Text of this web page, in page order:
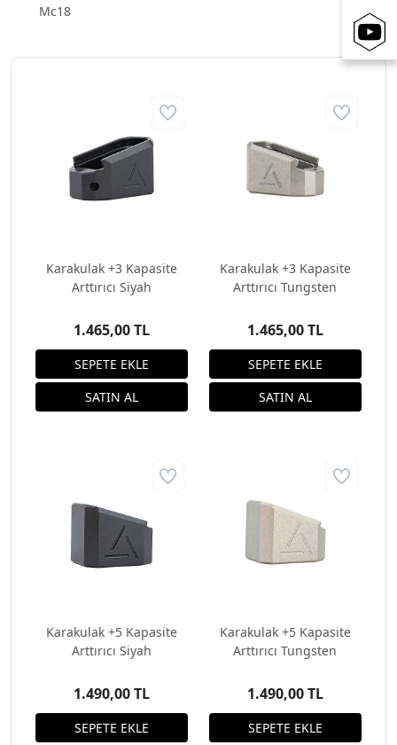
Mc18
Karakulak +3 Kapasite
Arttırıcı Siyah
1.465,00 TL
Karakulak +3 Kapasite
Arttırıcı Tungsten
1.465,00 TL
Karakulak +5 Kapasite
Arttırıcı Siyah
1.490,00 TL
Karakulak +5 Kapasite
Arttırıcı Tungsten
1.490,00 TL